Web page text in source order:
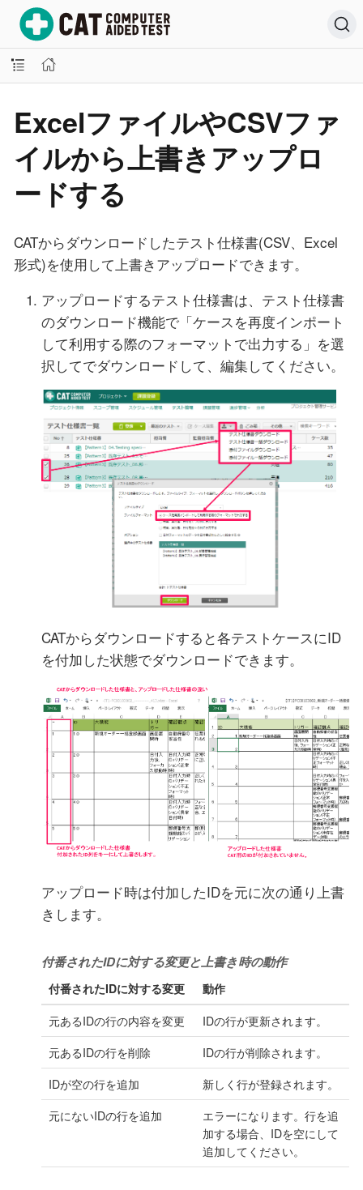
ExcelファイルやCSVファ
イルから上書きアップロ
ードする
CATからダウンロードしたテスト仕様書(CSV、Excel
形式)を使用して上書きアップロードできます。
アップロードするテスト仕様書は、テスト仕様書
のダウンロード機能で「ケースを再度インポート
して利用する際のフォーマットで出力する」を選
択してでダウンロードして、編集してください。
CATからダウンロードすると各テストケースにID
を付加した状態でダウンロードできます。
アップロード時は付加したIDを元に次の通り上書
きします。
付番されたIDに対する変更と上書き時の動作
付番されたIDに対する変更
動作
元あるIDの行の内容を変更
IDの行が更新されます。
元あるIDの行を削除
IDの行が削除されます。
IDが空の行を追加
新しく行が登録されます。
元にないIDの行を追加
エラーになります。行を追
加する場合、IDを空にして
追加してください。